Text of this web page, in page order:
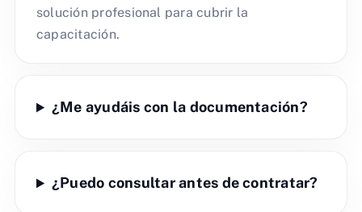
solución profesional para cubrir la
capacitación.
¿Me ayudáis con la documentación?
¿Puedo consultar antes de contratar?